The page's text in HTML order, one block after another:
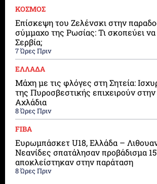
ΚΟΣΜΟΣ
Επίσκεψη του Ζελένσκι στην
σύμμαχο της Ρωσίας: Τι σκοπεύει να
Σερβία;
7 Ώρες Πριν
ΕΛΛΑΔΑ
Μάχη με τις φλόγες στη Σητεία:
της Πυροσβεστικής επιχειρούν
Αχλάδια
8 Ώρες Πριν
FIBA
Ευρωμπάσκετ U18, Ελλάδα –
Νεανίδες σπατάλησαν προβάδισμα
αποκλείστηκαν στην παράταση
8 Ώρες Πριν